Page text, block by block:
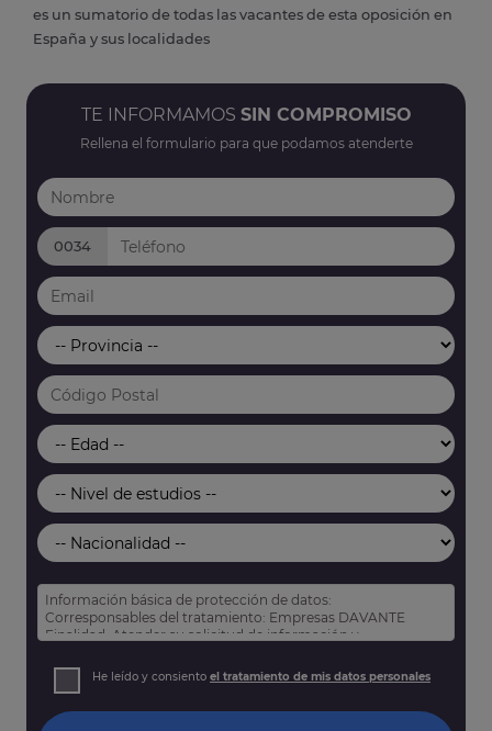
es un sumatorio de todas las vacantes de esta oposición en
España y sus localidades
TE INFORMAMOS SIN COMPROMISO
Rellena el formulario para que podamos atenderte
0034
Información básica de protección de datos:
Corresponsables del tratamiento: Empresas DAVANTE
Finalidad: Atender su solicitud de información y
Derechos: Puede acceder, rectificar y suprimir sus datos,
así como otros derechos tal y como se explica en nuestra
He leído y consiento el tratamiento de mis datos personales